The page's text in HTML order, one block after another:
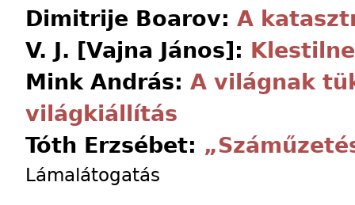
Dimitrije Boarov: A
V. J. [Vajna János]:
Mink András: A világnak
világkiállítás
Tóth Erzsébet:
Lámalátogatás